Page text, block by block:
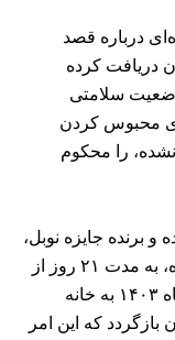
درباره قصد
دریافت کرده
سلامتی
محبوس کردن
را محکوم
و برنده جایزه نوبل،
پس از انجام عمل جراحی در اواخر آبان ماه، به مدت ۲۱ روز از
اجرای حکم زندان معاف شد و در۱۴ آذر ماه ۱۴۰۳ به خانه
ماه به زندان بازگردد که این امر